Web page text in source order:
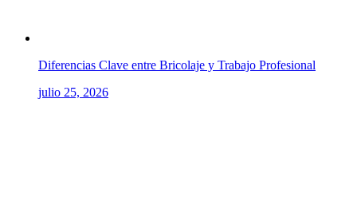
Diferencias Clave entre Bricolaje y Trabajo Profesional
julio 25, 2026